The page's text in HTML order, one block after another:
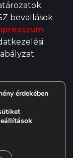
bevallások
érdekében